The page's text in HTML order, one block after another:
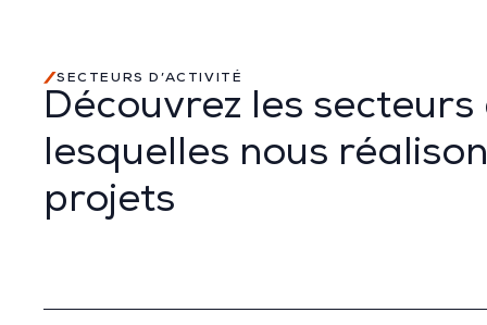
SECTEURS D’ACTIVITÉ
Découvrez les secteurs
lesquelles nous
projets